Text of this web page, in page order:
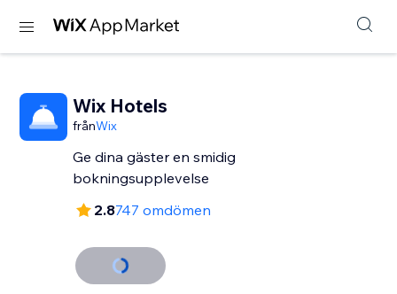
Wix Hotels
frånWix
Ge dina gäster en smidig
bokningsupplevelse
2.8747 omdömen